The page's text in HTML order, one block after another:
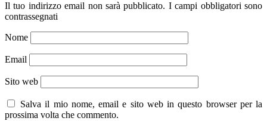
Il tuo indirizzo email non sarà pubblicato. I campi obbligatori sono
contrassegnati
Nome
Email
Sito web
Salva il mio nome, email e sito web in questo browser per la
prossima volta che commento.